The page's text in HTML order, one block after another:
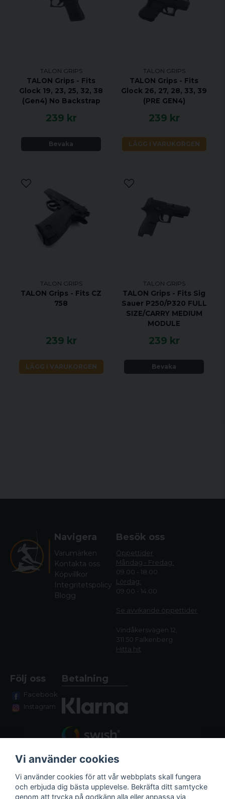
TALON GRIPS
TALON Grips - Fits
Glock 19, 23, 25, 32, 38
(Gen4) No Backstrap
239 kr
Bevaka
TALON GRIPS
TALON Grips - Fits
Glock 26, 27, 28, 33, 39
(PRE GEN4)
239 kr
LÄGG I VARUKORGEN
TALON GRIPS
TALON Grips - Fits CZ
758
239 kr
LÄGG I VARUKORGEN
TALON GRIPS
TALON Grips - Fits Sig
Sauer P250/P320 FULL
SIZE/CARRY MEDIUM
MODULE
239 kr
Bevaka
Navigera
Varumärken
Kontakta oss
Köpvillkor
Integritetspolicy
Blogg
Besök oss
Öppettider
Måndag - Fredag:
09.00 - 18.00
Lördag:
09.00 - 14.00
Se avvikande öppettider
Vindåkersvägen 12,
311 50 Falkenberg
Hitta hit
Följ oss
Facebook
Instagram
Betalning
Vi använder cookies
Vi använder cookies för att vår webbplats skall fungera
och erbjuda dig bästa upplevelse. Bekräfta ditt samtycke
genom att trycka på godkänn alla eller anpassa via